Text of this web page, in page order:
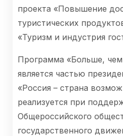
проекта «Повышение
туристических
«Туризм и индустрия
Программа «Больше,
является частью
«Россия – страна
реализуется при
Общероссийского
государственного